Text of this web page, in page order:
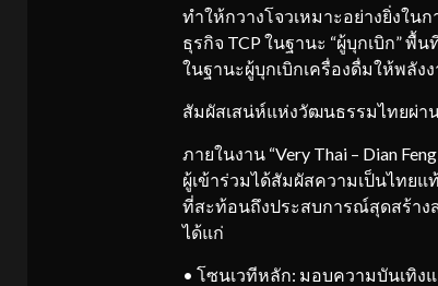
ทำให้กวางโจวเหมาะอย่างยิ่งใ
ธุรกิจ TCP ในฐานะ “ผู้บุกเบิก” พื้
ในฐานะผู้บุกเบิกเครื่องดื่มให้พลัง
สัมผัสเสน่ห์แห่งวัฒนธรรมไทยผ่
ภายในงาน “Very Thai – Dian
ผู้เข้าร่วมได้สัมผัสความเป็นไทยแ
ที่สะท้อนถึงประสบการณ์สุดสร้าง
ได้แก่
• โซนเวทีหลัก: มอบความบันเทิง